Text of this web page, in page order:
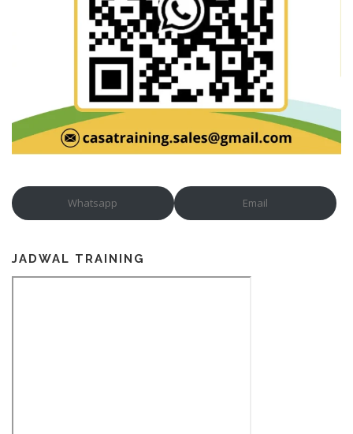
Whatsapp Email
JADWAL TRAINING